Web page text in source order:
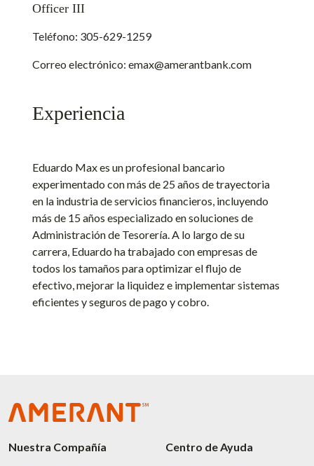
Officer III
Teléfono: 305-629-1259
Correo electrónico: emax@amerantbank.com
Experiencia
Eduardo Max es un profesional bancario
experimentado con más de 25 años de trayectoria
en la industria de servicios financieros, incluyendo
más de 15 años especializado en soluciones de
Administración de Tesorería. A lo largo de su
carrera, Eduardo ha trabajado con empresas de
todos los tamaños para optimizar el flujo de
efectivo, mejorar la liquidez e implementar sistemas
eficientes y seguros de pago y cobro.
Nuestra Compañía Centro de Ayuda